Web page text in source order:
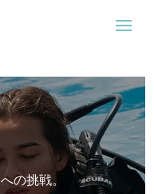
の挑戦。